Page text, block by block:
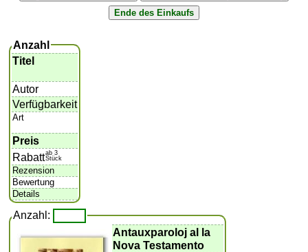
Anzahl
Titel
Autor
Verfügbarkeit
Art
Preis
Rabattab 3
Stück
Rezension
Bewertung
Details
Anzahl:
Antauxparoloj al la
Nova Testamento